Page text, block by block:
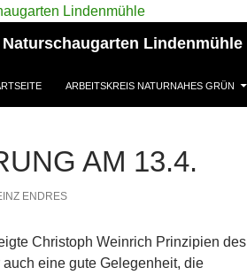
Lindenmühle
ARBEITSKREIS NATURNAHES GRÜN
AM 13.4.
ENDRES
Christoph Weinrich Prinzipien des
auch eine gute Gelegenheit, die